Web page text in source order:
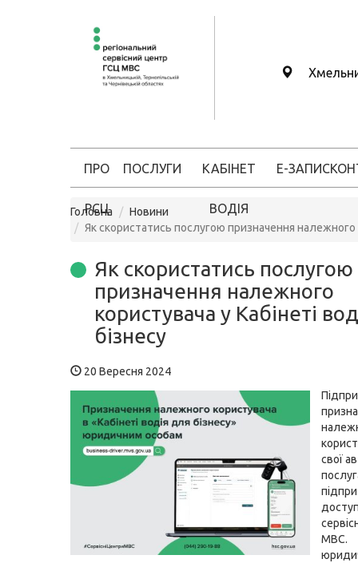
ПРО
РСЦ
ПОСЛУГИ КАБІНЕТ
ВОДІЯ
Е-ЗАПИС
Головна
Новини
Як скористатись послугою призначення належного
Як скористатись послугою
призначення належного
користувача у Кабінеті
бізнесу
20 Вересня 2024
свої